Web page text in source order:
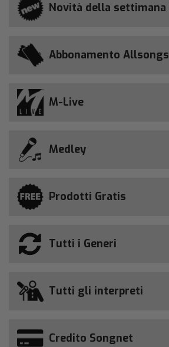
Novità della settimana
Abbonamento Allsongs
M-Live
Medley
Prodotti Gratis
Tutti i Generi
Tutti gli interpreti
Credito Songnet